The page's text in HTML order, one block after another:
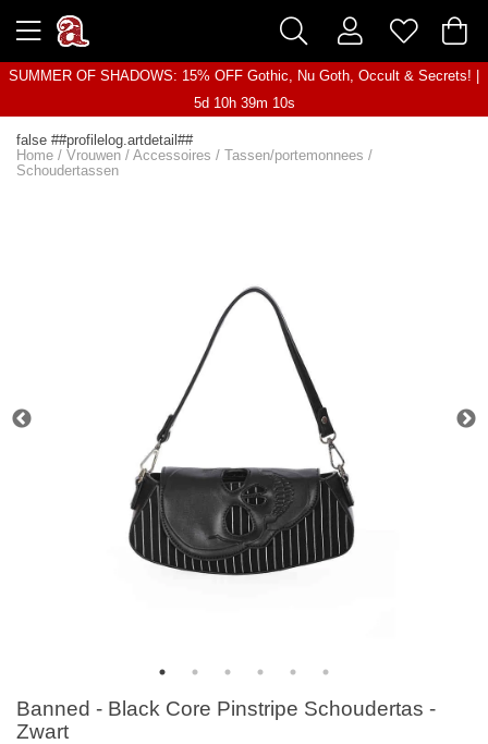
SUMMER OF SHADOWS: 15% OFF Gothic, Nu Goth, Occult & Secrets! |
5d 10h 39m 10s
false ##profilelog.artdetail##
Home / Vrouwen / Accessoires / Tassen/portemonnees /
Schoudertassen
Banned - Black Core Pinstripe Schoudertas -
Zwart